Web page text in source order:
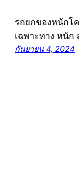
รถยกของหนักโ
เฉพาะทาง หนัก
กันยายน 4, 2024